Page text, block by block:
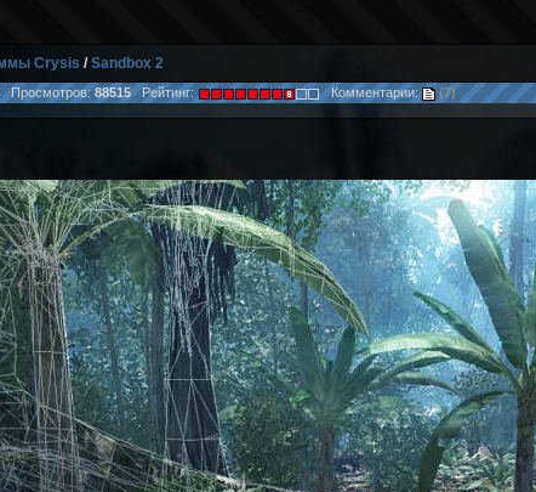
Crysis /Sandbox 2
Просмотров:88515Рейтинг: Комментарии: (7)